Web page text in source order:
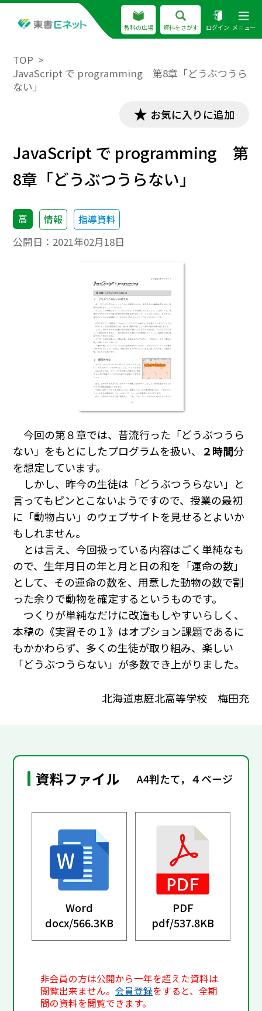
教科の広場 資料をさがす ログイン メニュー
TOP
JavaScript で programming 第8章「どうぶつうら
ない」
お気に入りに追加
JavaScript で programming 第
8章「どうぶつうらない」
高 情報 指導資料
公開日： 2021年02月18日
今回の第８章では、昔流行った「どうぶつうら
ない」をもとにしたプログラムを扱い、
２時間分
を想定しています。
しかし、昨今の生徒は「どうぶつうらない」と
言ってもピンとこないようですので、授業の最初
に「動物占い」のウェブサイトを見せるとよいか
もしれません。
とは言え、今回扱っている内容はごく単純なも
ので、生年月日の年と月と日の和を「運命の数」
として、その運命の数を、用意した動物の数で割
った余りで動物を確定するというものです。
つくりが単純なだけに改造もしやすいらしく、
本稿の《実習その１》はオプション課題であるに
もかかわらず、多くの生徒が取り組み、楽しい
「どうぶつうらない」が多数でき上がりました。
北海道恵庭北高等学校 梅田充
資料ファイル A4判たて，４ページ
Word
docx/566.3KB
PDF
pdf/537.8KB
非会員の方は公開から一年を超えた資料は
閲覧出来ません。会員登録をすると、全期
間の資料を閲覧できます。